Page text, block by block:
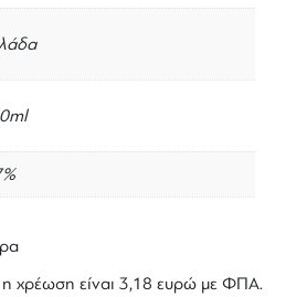
η χρέωση είναι 3,18 ευρώ με ΦΠΑ.